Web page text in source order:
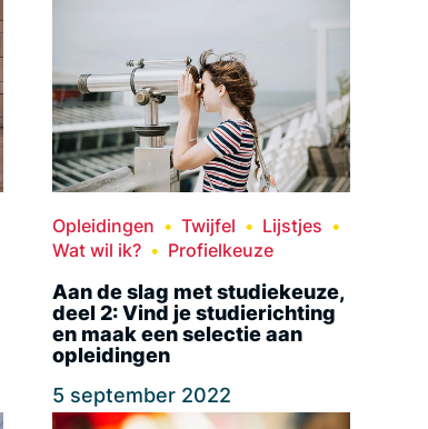
Opleidingen Twijfel
Lijstjes
Wat wil ik?
Profielkeuze
Aan de slag met studiekeuze,
deel 2: Vind je studierichting
en maak een selectie aan
opleidingen
5 september 2022